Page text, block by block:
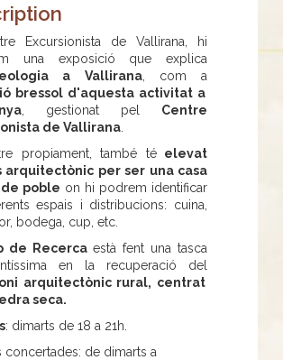
Excursionista de Vallirana, hi
una exposició que explica
a Vallirana, com a
bressol d'aquesta activitat a
, gestionat pel Centre
de Vallirana
propiament, també téelevat
arquitectònic per ser una casa
poble on hi podrem identificar
espais i distribucions: cuina,
bodega, cup, etc.
de Recercaestà fent una tasca
en la recuperació del
arquitectònic rural, centrat
seca.
: dimarts de 18 a 21h.
concertades: de dimarts a